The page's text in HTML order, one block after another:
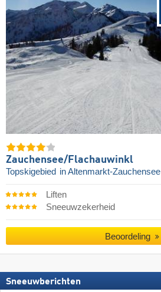
Zauchensee/​Flachauwinkl
Topskigebied in Altenmarkt-Zauchensee
Liften
Sneeuwzekerheid
Beoordeling
Sneeuwberichten